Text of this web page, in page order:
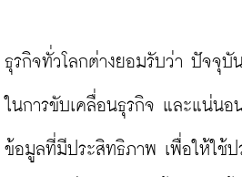
ธุรกิจทั่วโลกต่างยอมรับว่า ปัจจุ
ในการขับเคลื่อนธุรกิจ และแน่นอ
ข้อมูลที่มีประสิทธิภาพ เพื่อให้ใช้